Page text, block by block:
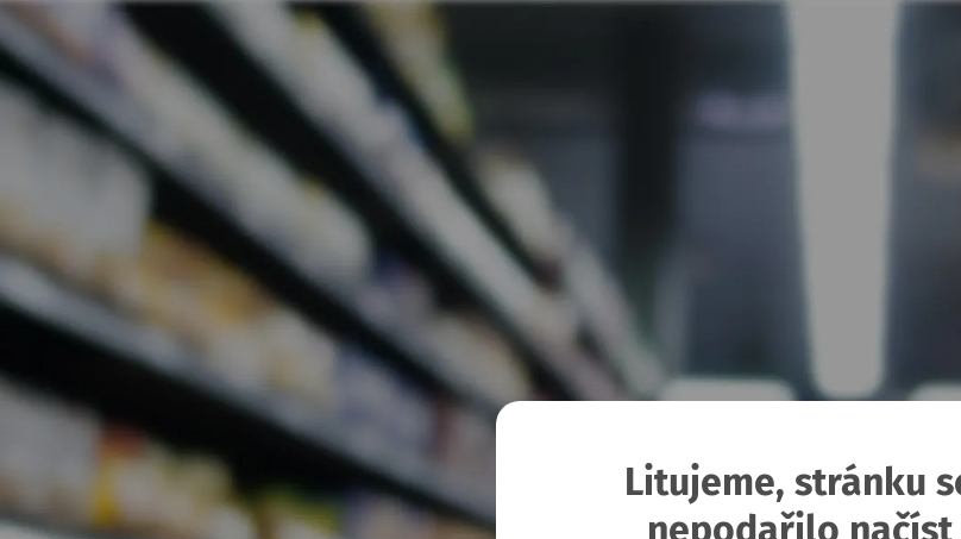
Litujeme, stránku
nepodařilo načíst